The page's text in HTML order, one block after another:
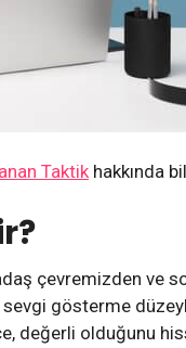
Taktik hakkında
çevremizden ve
sevgi gösterme
değerli olduğunu